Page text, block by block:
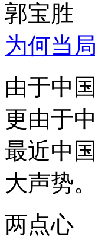
郭宝胜
为何当
由于中
更由于
最近中
大声势。
两点心